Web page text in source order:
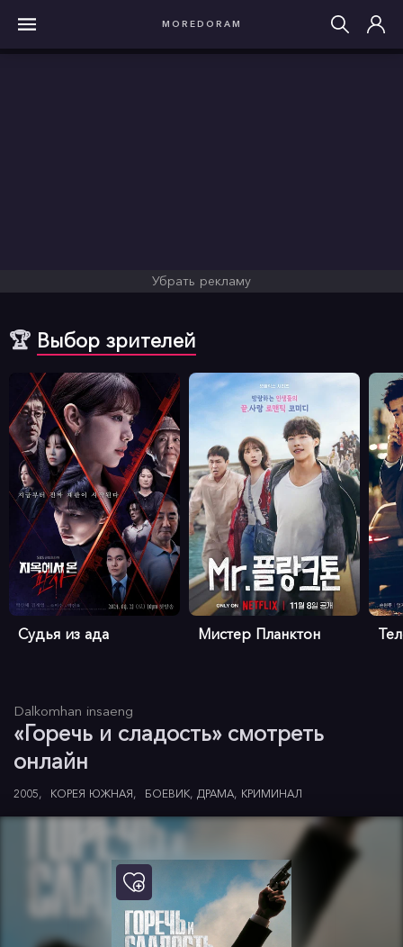
MOREDORAM
Убрать рекламу
🏆 Выбор зрителей
Судья из ада Мистер Планктон
Dalkomhan insaeng
«Горечь и сладость» смотреть
онлайн
2005 КОРЕЯ ЮЖНАЯ БОЕВИК ДРАМА КРИМИНАЛ